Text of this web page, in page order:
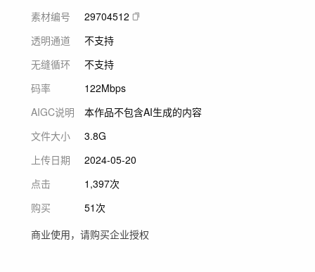
素材编号
29704512
透明通道
不支持
无缝循环
不支持
码率
122Mbps
AIGC说明
本作品不包含AI生成的内容
文件大小
3.8G
上传日期
2024-05-20
点击
1,397次
购买
51次
商业使用，请购买企业授权